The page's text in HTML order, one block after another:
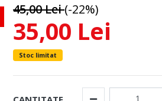
45,00 Lei (-22%)
35,00 Lei
Stoc limitat